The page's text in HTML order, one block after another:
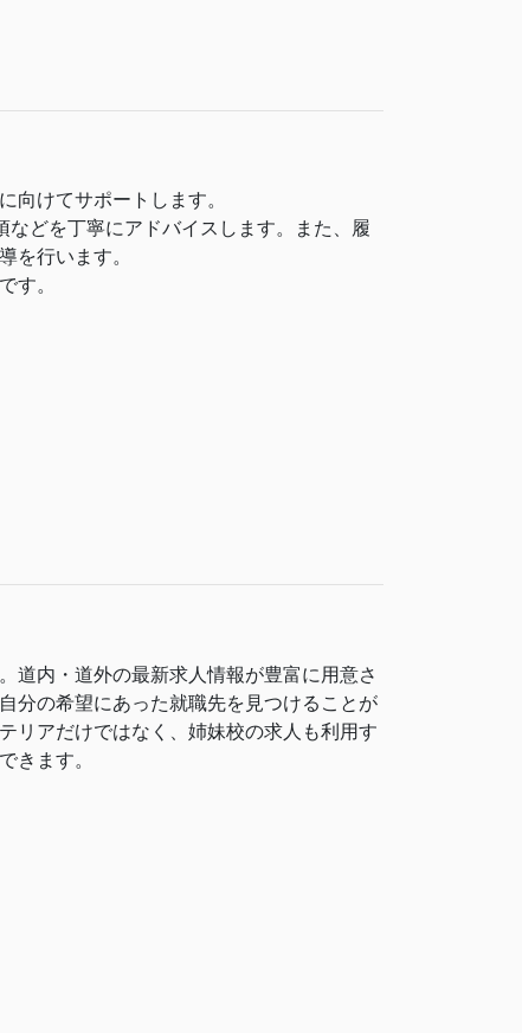
向けてサポートします。
どを丁寧にアドバイスします。また、履
を行います。
す。
道内・道外の最新求人情報が豊富に用意さ
分の希望にあった就職先を見つけることが
リアだけではなく、姉妹校の求人も利用す
きます。